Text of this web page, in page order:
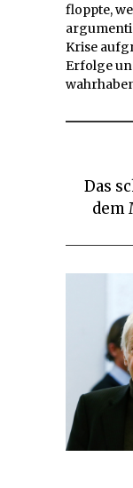
floppte,
Krise
Erfolge
Das schlägt einen vielleicht in
dem